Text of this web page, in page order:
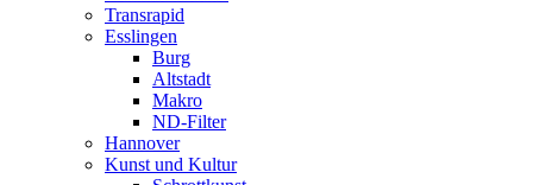
Transrapid
Esslingen
Burg
Altstadt
Makro
ND-Filter
Hannover
Kunst und Kultur